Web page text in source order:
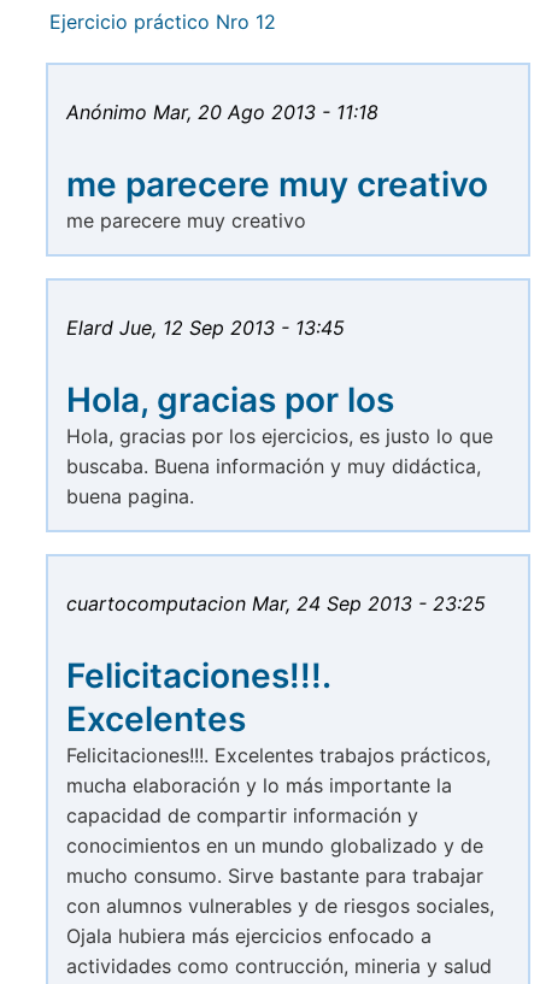
Ejercicio práctico Nro 12
Anónimo Mar, 20 Ago 2013 - 11:18
me parecere muy creativo
me parecere muy creativo
Elard Jue, 12 Sep 2013 - 13:45
Hola, gracias por los
Hola, gracias por los ejercicios, es justo lo que
buscaba. Buena información y muy didáctica,
buena pagina.
cuartocomputacion Mar, 24 Sep 2013 - 23:25
Felicitaciones!!!.
Excelentes
Felicitaciones!!!. Excelentes trabajos prácticos,
mucha elaboración y lo más importante la
capacidad de compartir información y
conocimientos en un mundo globalizado y de
mucho consumo. Sirve bastante para trabajar
con alumnos vulnerables y de riesgos sociales,
Ojala hubiera más ejercicios enfocado a
actividades como contrucción, mineria y salud